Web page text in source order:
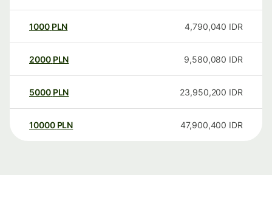
1000 PLN 4,790,040 IDR
2000 PLN 9,580,080 IDR
5000 PLN 23,950,200 IDR
10000 PLN 47,900,400 IDR